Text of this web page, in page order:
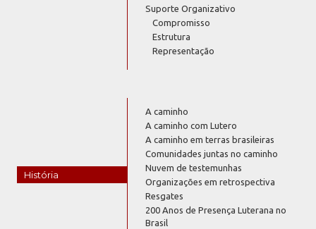
Suporte Organizativo
Compromisso
Estrutura
Representação
História
A caminho
A caminho com Lutero
A caminho em terras brasileiras
Comunidades juntas no caminho
Nuvem de testemunhas
Organizações em retrospectiva
Resgates
200 Anos de Presença Luterana no
Brasil